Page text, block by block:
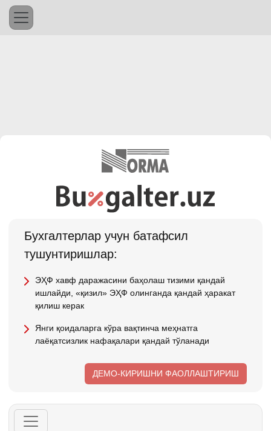
Бухгалтерлар учун батафсил
тушунтиришлар:
ЭҲФ хавф даражасини баҳолаш тизими қандай
ишлайди, «қизил» ЭҲФ олинганда қандай ҳаракат
қилиш керак
Янги қоидаларга кўра вақтинча меҳнатга
лаёқатсизлик нафақалари қандай тўланади
ДЕМО-КИРИШНИ ФАОЛЛАШТИРИШ